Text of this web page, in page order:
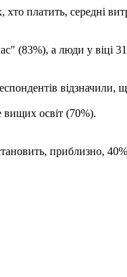
платить, середні
(83%), а люди у віці
відзначили,
вищих освіт (70%).
приблизно,